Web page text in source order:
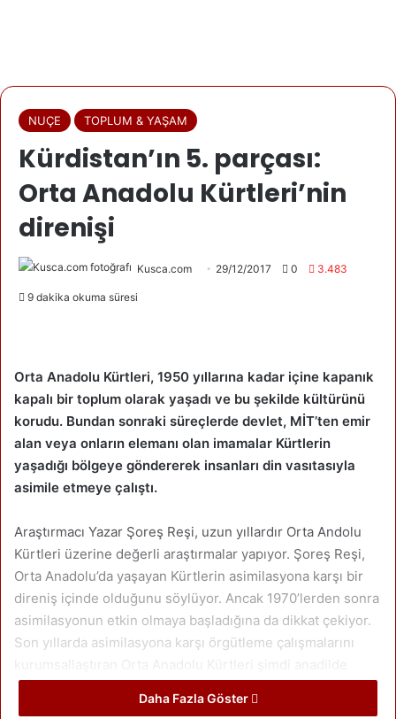
NUÇE TOPLUM & YAŞAM
Kürdistan’ın 5. parçası:
Orta Anadolu Kürtleri’nin
direnişi
Kusca.com 29/12/2017 0 3.483
9 dakika okuma süresi
Orta Anadolu Kürtleri, 1950 yıllarına kadar içine kapanık
kapalı bir toplum olarak yaşadı ve bu şekilde kültürünü
korudu. Bundan sonraki süreçlerde devlet, MİT’ten emir
alan veya onların elemanı olan imamalar Kürtlerin
yaşadığı bölgeye göndererek insanları din vasıtasıyla
asimile etmeye çalıştı.
Araştırmacı Yazar Şoreş Reşi, uzun yıllardır Orta Andolu
Kürtleri üzerine değerli araştırmalar yapıyor. Şoreş Reşi,
Orta Anadolu’da yaşayan Kürtlerin asimilasyona karşı bir
direniş içinde olduğunu söylüyor. Ancak 1970’lerden sonra
asimilasyonun etkin olmaya başladığına da dikkat çekiyor.
Son yıllarda asimilasyona karşı örgütleme çalışmalarını
kurumsallaştıran Orta Anadolu Kürtleri şimdi anadilde
eğitim hakkı talebini yüsek sesle dile getiriyorlar.
Daha Fazla Göster